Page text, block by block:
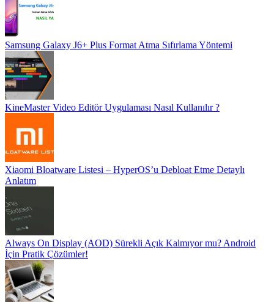
Samsung Galaxy J6+ Plus Format Atma Sıfırlama Yöntemi
KineMaster Video Editör Uygulaması Nasıl Kullanılır ?
Xiaomi Bloatware Listesi – HyperOS’u Debloat Etme Detaylı
Anlatım
Always On Display (AOD) Sürekli Açık Kalmıyor mu? Android
İçin Pratik Çözümler!